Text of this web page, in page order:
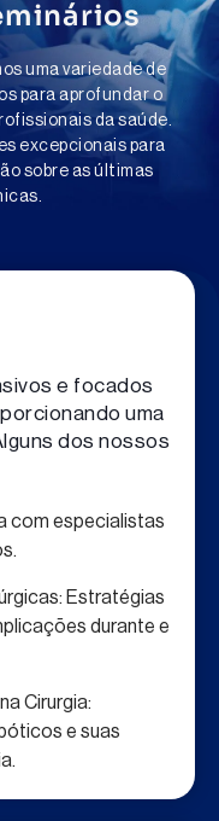
uma variedade de
para aprofundar o
da saúde.
excepcionais para
sobre as últimas
e focados
uma
dos nossos
com especialistas
Estratégias
durante e
Cirurgia:
e suas